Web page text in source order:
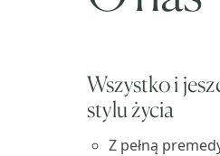
Wszystko i
stylu życia
Z pełną